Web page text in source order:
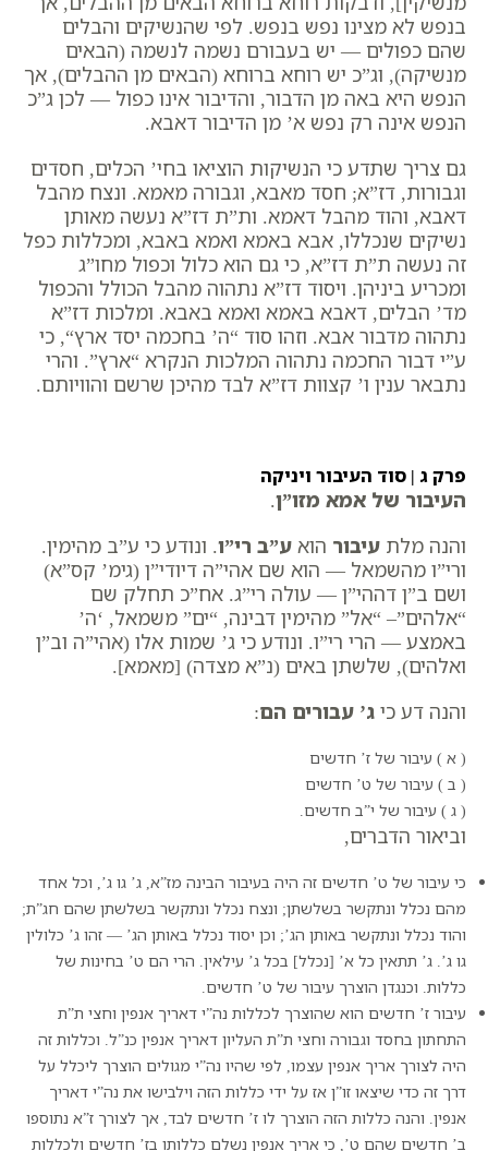
בנפש לא מצינו נפש בנפש. לפי שהנשיקים והבלים
שהם כפולים — יש בעבורם נשמה לנשמה (הבאים
מנשיקה), וג”כ יש רוחא ברוחא (הבאים מן ההבלים), אך
הנפש היא באה מן הדבור, והדיבור אינו כפול — לכן ג”כ
הנפש אינה רק נפש א’ מן הדיבור דאבא.
גם צריך שתדע כי הנשיקות הוציאו בחי’ הכלים, חסדים
וגבורות, דז”א; חסד מאבא, וגבורה מאמא. ונצח מהבל
דאבא, והוד מהבל דאמא. ות”ת דז”א נעשה מאותן
נשיקים שנכללו, אבא באמא ואמא באבא, ומכללות כפל
זה נעשה ת”ת דז”א, כי גם הוא כלול וכפול מחו”ג
ומכריע ביניהן. ויסוד דז”א נתהוה מהבל הכולל והכפול
מד’ הבלים, דאבא באמא ואמא באבא. ומלכות דז”א
נתהוה מדבור אבא. וזהו סוד “ה’ בחכמה יסד ארץ“, כי
ע”י דבור החכמה נתהוה המלכות הנקרא “ארץ”. והרי
נתבאר ענין ו’ קצוות דז”א לבד מהיכן שרשם והוויותם.
פרק ג | סוד העיבור ויניקה
העיבור של אמא מזו”ן.
והנה מלת עיבור הוא ע”ב רי”ו. ונודע כי ע”ב מהימין.
ורי”ו מהשמאל — הוא שם אהי”ה דיודי”ן (גימ’ קס”א)
ושם ב”ן דההי”ן — עולה רי”ג. אח”כ תחלק שם
“אלהים”– “אל” מהימין דבינה, “ים” משמאל, ‘ה’
באמצע — הרי רי”ו. ונודע כי ג’ שמות אלו (אהי”ה וב”ן
ואלהים), שלשתן באים (נ”א מצדה) [מאמא].
והנה דע כי ג’ עבורים הם:
( א ) עיבור של ז’ חדשים
( ב ) עיבור של ט’ חדשים
( ג ) עיבור של י”ב חדשים.
וביאור הדברים,
כי עיבור של ט’ חדשים זה היה בעיבור הבינה מז”א, ג’ גו ג’, וכל אחד
מהם נכלל ונתקשר בשלשתן; ונצח נכלל ונתקשר בשלשתן שהם חג”ת;
והוד נכלל ונתקשר באותן הג’; וכן יסוד נכלל באותן הג’ — זהו ג’ כלולין
גו ג’. ג’ תתאין כל א’ [נכלל] בכל ג’ עילאין. הרי הם ט’ בחינות של
כללות. וכנגדן הוצרך עיבור של ט’ חדשים.
עיבור ז’ חדשים הוא שהוצרך לכללות נה”י דאריך אנפין וחצי ת”ת
התחתון בחסד וגבורה וחצי ת”ת העליון דאריך אנפין כנ”ל. וכללות זה
היה לצורך אריך אנפין עצמו, לפי שהיו נה”י מגולים הוצרך ליכלל על
דרך זה כדי שיצאו זו”ן אז על ידי כללות הזה וילבישו את נה”י דאריך
אנפין. והנה כללות הזה הוצרך לו ז’ חדשים לבד, אך לצורך ז”א נתוספו
ב’ חדשים שהם ט’, כי אריך אנפין נשלם כללותו בז’ חדשים ולכללות